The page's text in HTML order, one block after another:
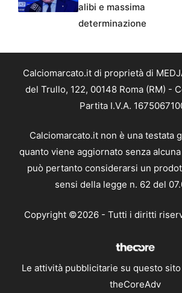
alibi e massima
determinazione
Calciomarcato.it di proprietà di
del Trullo, 122, 00148 Roma (RM) -
Partita I.V.A.
Calciomarcato.it non è una testata
quanto viene aggiornato senza
può pertanto considerarsi un
sensi della legge n. 62 del
Copyright ©2026 - Tutti i diritti
Le attività pubblicitarie su questo
theCoreAdv